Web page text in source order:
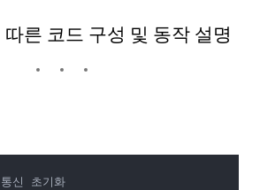
른 코드 구성 및 동작 설명
LCD 및 시리얼 통신 초기화